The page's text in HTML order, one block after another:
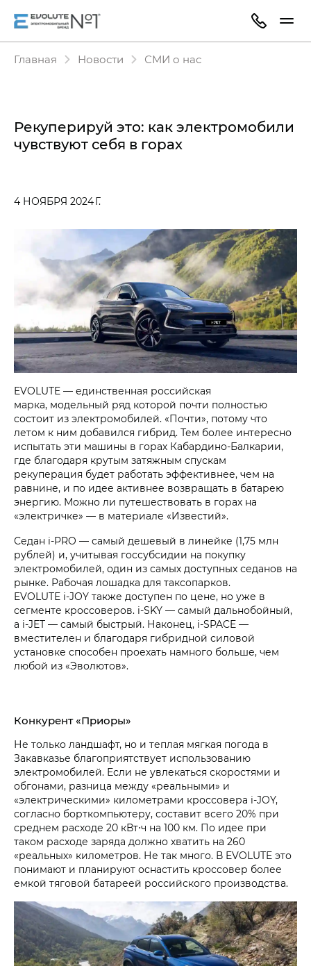
Главная Новости СМИ о нас
Рекуперируй это: как электромобили
чувствуют себя в горах
4 НОЯБРЯ 2024 Г.
EVOLUTE — единственная российская
марка, модельный ряд которой почти полностью
состоит из электромобилей. «Почти», потому что
летом к ним добавился гибрид. Тем более интересно
испытать эти машины в горах Кабардино-Балкарии,
где благодаря крутым затяжным спускам
рекуперация будет работать эффективнее, чем на
равнине, и по идее активнее возвращать в батарею
энергию. Можно ли путешествовать в горах на
«электричке» — в материале «Известий».
Седан i‑PRO — самый дешевый в линейке (1,75 млн
рублей) и, учитывая госсубсидии на покупку
электромобилей, один из самых доступных седанов на
рынке. Рабочая лошадка для таксопарков.
EVOLUTE i‑JOY также доступен по цене, но уже в
сегменте кроссоверов. i‑SKY — самый дальнобойный,
а i‑JET — самый быстрый. Наконец, i‑SPACE —
вместителен и благодаря гибридной силовой
установке способен проехать намного больше, чем
любой из «Эволютов».
Конкурент «Приоры»
Не только ландшафт, но и теплая мягкая погода в
Закавказье благоприятствует использованию
электромобилей. Если не увлекаться скоростями и
обгонами, разница между «реальными» и
«электрическими» километрами кроссовера i‑JOY,
согласно борткомпьютеру, составит всего 20% при
среднем расходе 20 кВт⋅ч на 100 км. По идее при
таком расходе заряда должно хватить на 260
«реальных» километров. Не так много. В EVOLUTE это
понимают и планируют оснастить кроссовер более
емкой тяговой батареей российского производства.